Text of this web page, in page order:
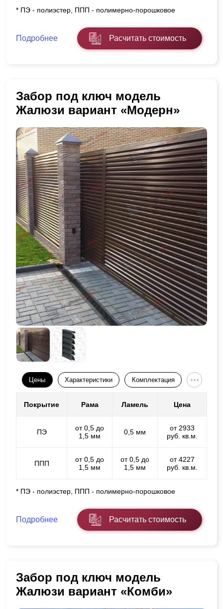
* ПЭ - полиэстер, ППП - полимерно-порошковое
Подробнее Расчитать стоимость
Забор под ключ модель
Жалюзи вариант «Модерн»
Цены Характеристики Комплектация
Покрытие Рама Ламель Цена
ПЭ
от 0,5 до
1,5 мм
0,5 мм
от 2933
руб. кв.м.
ППП
от 0,5 до
1,5 мм
от 0,5 до
1,5 мм
от 4227
руб. кв.м.
* ПЭ - полиэстер, ППП - полимерно-порошковое
Подробнее Расчитать стоимость
Забор под ключ модель
Жалюзи вариант «Комби»